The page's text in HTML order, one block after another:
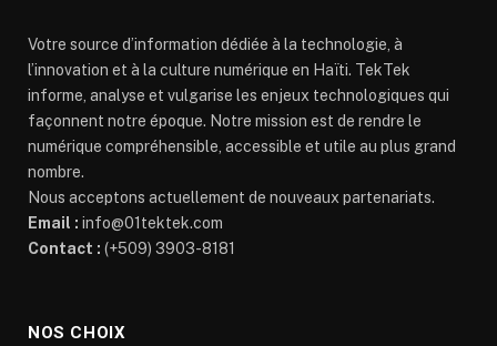
Votre source d’information dédiée à la technologie, à
l’innovation et à la culture numérique en Haïti. TekTek
informe, analyse et vulgarise les enjeux technologiques qui
façonnent notre époque. Notre mission est de rendre le
numérique compréhensible, accessible et utile au plus grand
nombre.
Nous acceptons actuellement de nouveaux partenariats.
Email : info@01tektek.com
Contact : (+509) 3903-8181
NOS CHOIX